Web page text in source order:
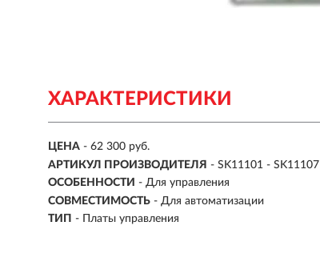
ХАРАКТЕРИСТИКИ
ЦЕНА - 62 300 руб.
АРТИКУЛ ПРОИЗВОДИТЕЛЯ - SK11101 - SK11107
ОСОБЕННОСТИ - Для управления
СОВМЕСТИМОСТЬ - Для автоматизации
ТИП - Платы управления